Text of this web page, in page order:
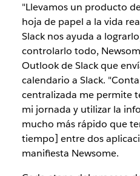
"Llevamos un producto
hoja de papel a la vida
Slack nos ayuda a
controlarlo todo,
Outlook de Slack que
calendario a Slack.
centralizada me permite
mi jornada y utilizar la
mucho más rápido que
tiempo] entre dos
manifiesta Newsome.